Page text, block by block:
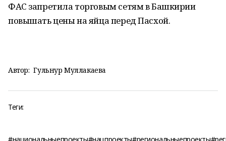
ФАС запретила торговым сетям в Башкирии
повышать цены на яйца перед Пасхой.
Автор: Гульнур Муллакаева
Теги: